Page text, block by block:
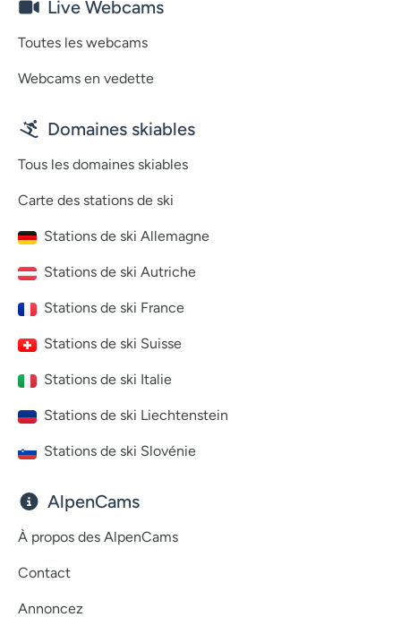
Live Webcams
Toutes les webcams
Webcams en vedette
Domaines skiables
Tous les domaines skiables
Carte des stations de ski
Stations de ski Allemagne
Stations de ski Autriche
Stations de ski France
Stations de ski Suisse
Stations de ski Italie
Stations de ski Liechtenstein
Stations de ski Slovénie
AlpenCams
À propos des AlpenCams
Contact
Annoncez